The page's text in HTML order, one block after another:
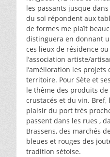
les passants jusque dans
du sol répondent aux
de formes me plaît
distinguera en donnant
ces lieux de résidence
l’association artiste/
l’amélioration les projets
territoire. Pour Sète et
le thème des produits de
crustacés et du vin. Bref,
plaisir du port très
passent dans les rues ,
Brassens, des marchés
bleues et rouges des
tradition sétoise.